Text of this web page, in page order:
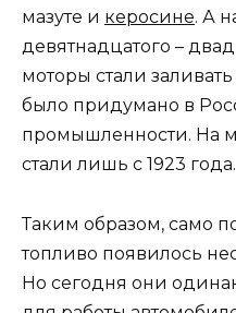
мазуте и керосине. А
девятнадцатого –
моторы стали
было придумано в
промышленности. На
стали лишь с 1923 года.
Таким образом, само
топливо появилось
Но сегодня они